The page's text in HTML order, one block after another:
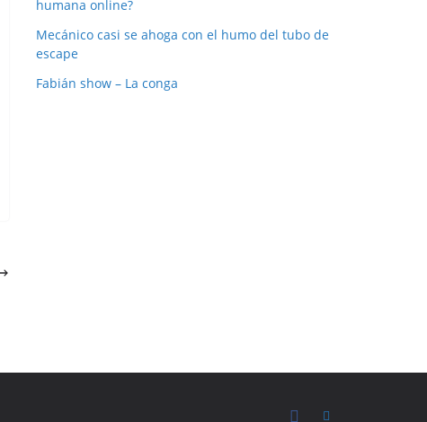
humana online?
Mecánico casi se ahoga con el humo del tubo de
escape
Fabián show – La conga